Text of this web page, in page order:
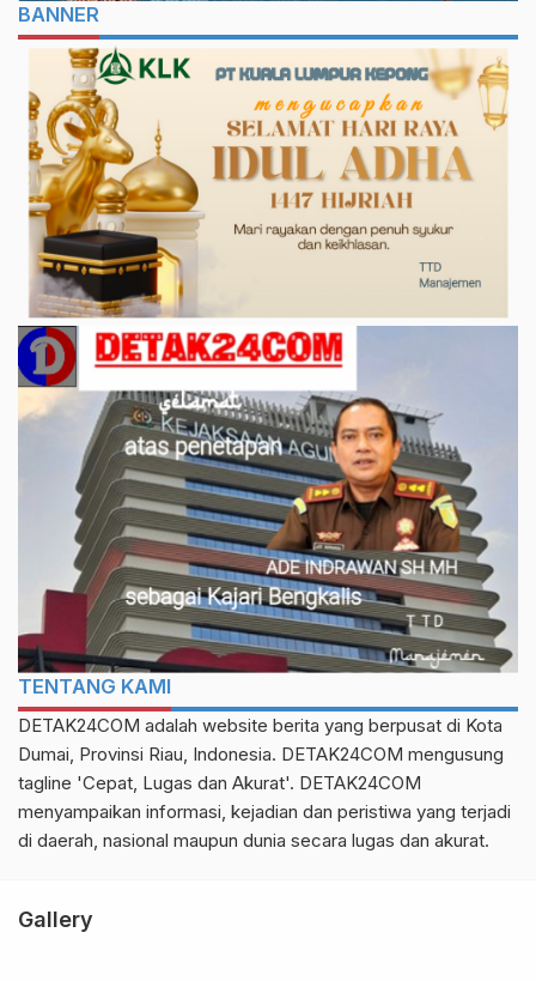
BANNER
TENTANG KAMI
DETAK24COM adalah website berita yang berpusat di Kota
Dumai, Provinsi Riau, Indonesia. DETAK24COM mengusung
tagline 'Cepat, Lugas dan Akurat'. DETAK24COM
menyampaikan informasi, kejadian dan peristiwa yang terjadi
di daerah, nasional maupun dunia secara lugas dan akurat.
Gallery